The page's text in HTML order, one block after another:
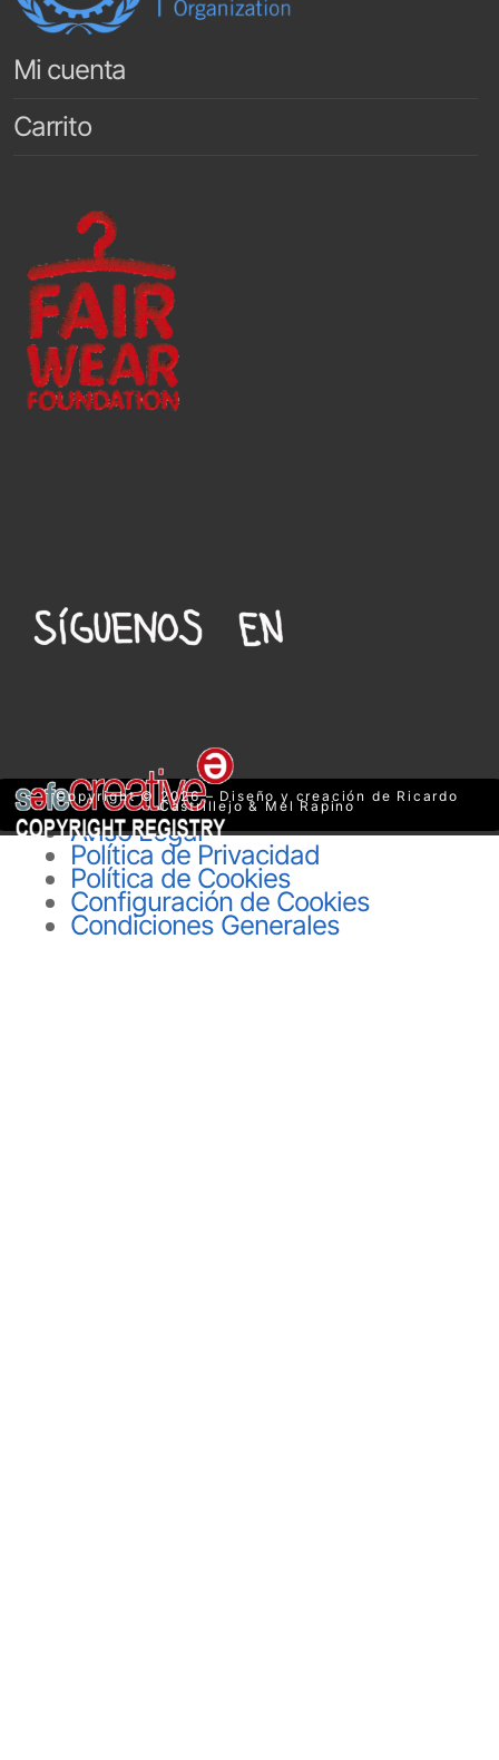
Mi cuenta
Carrito
Copyright © 2026 – Diseño y creación de Ricardo
Castrillejo & Mel Rapino
Aviso Legal
Política de Privacidad
Política de Cookies
Configuración de Cookies
Condiciones Generales